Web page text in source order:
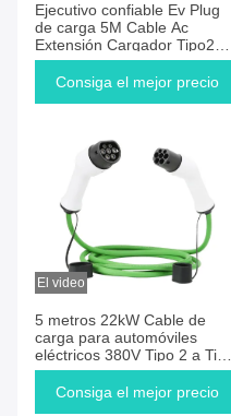
Ejecutivo confiable Ev Plug
de carga 5M Cable Ac
Extensión Cargador Tipo2
Cable pistola a Tesla Plug
Consiga el mejor precio
El video
5 metros 22kW Cable de
carga para automóviles
eléctricos 380V Tipo 2 a Tipo
2 Cable para vehículos
eléctricos IEC62196-2
Consiga el mejor precio